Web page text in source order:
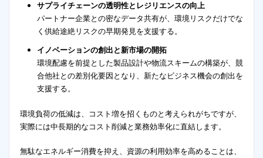
サプライチェーンの透明性とレジリエンスの向上
パートナー企業との密なデータ共有が、環境リスクだけでな
く供給途絶リスクの早期発見を支援する。
イノベーションの創出と新市場の開拓
環境配慮を前提とした製品設計や物流スキームの構築が、競
合他社との差別化要因となり、新たなビジネス機会の創出を
支援する。
環境負荷の低減は、コスト増を招くものと考えられがちですが、
実際には中長期的なコスト削減と業務効率化に直結します。
無駄なエネルギー消費を抑え、資源の利用効率を高めることは、